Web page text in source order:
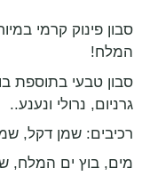
סבון פינוק קרמי
המלח!
סבון טבעי בתוספת
גרניום, נרולי ונענע..
רכיבים: שמן דקל,
מים, בוץ ים המלח,